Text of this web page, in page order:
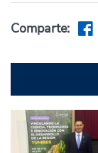
Comparte: